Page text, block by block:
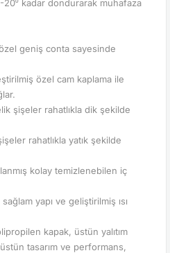
kadar dondurarak muhafaza
geniş conta sayesinde
özel cam kaplama ile
şişeler rahatlıkla dik şekilde
rahatlıkla yatık şekilde
kolay temizlenebilen iç
yapı ve geliştirilmiş ısı
kapak, üstün yalıtım
tasarım ve performans,